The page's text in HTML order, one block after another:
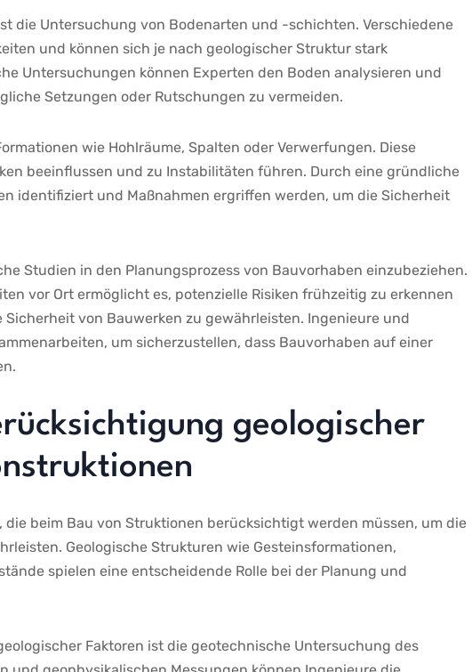
die Untersuchung von Bodenarten und -schichten. Verschiedene
und können‌ sich je nach​ geologischer Struktur stark
Untersuchungen können ⁤Experten den Boden analysieren‌ und
Setzungen oder Rutschungen zu vermeiden.
wie ‌Hohlräume, ⁢Spalten oder Verwerfungen. Diese
beeinflussen und zu⁤ Instabilitäten führen. Durch eine ‌gründliche
identifiziert⁣ und Maßnahmen ergriffen werden,‍ um die Sicherheit
Studien in den Planungsprozess von Bauvorhaben einzubeziehen.
vor Ort ermöglicht es, ​potenzielle Risiken​ frühzeitig zu erkennen
von Bauwerken zu gewährleisten. Ingenieure ‍und
um sicherzustellen, dass Bauvorhaben​ auf einer​
geologischer
die beim Bau von Struktionen berücksichtigt werden müssen, ⁤um⁣ die
Geologische Strukturen wie Gesteinsformationen,
spielen eine‌ entscheidende Rolle bei der ​Planung und
Faktoren ist ​die geotechnische Untersuchung des‍